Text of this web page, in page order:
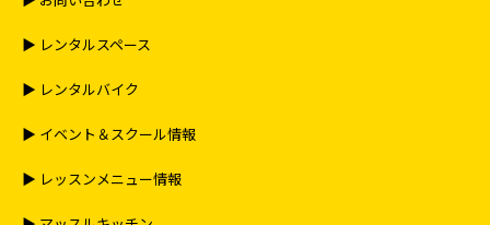
▶︎ レンタルスペース
▶︎ レンタルバイク
▶︎ イベント＆スクール情報
▶︎ レッスンメニュー情報